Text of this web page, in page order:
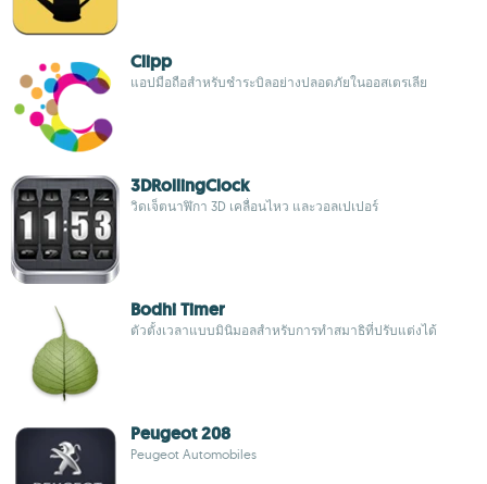
Clipp
แอปมือถือสำหรับชำระบิลอย่างปลอดภัยในออสเตรเลีย
3DRollingClock
วิดเจ็ตนาฬิกา 3D เคลื่อนไหว และวอลเปเปอร์
Bodhi Timer
ตัวตั้งเวลาแบบมินิมอลสำหรับการทำสมาธิที่ปรับแต่งได้
Peugeot 208
Peugeot Automobiles